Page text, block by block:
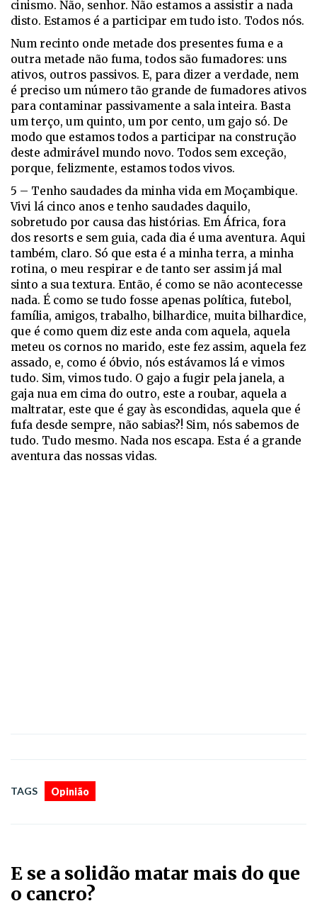
cinismo. Não, senhor. Não estamos a assistir a nada
disto. Estamos é a participar em tudo isto. Todos nós.
Num recinto onde metade dos presentes fuma e a
outra metade não fuma, todos são fumadores: uns
ativos, outros passivos. E, para dizer a verdade, nem
é preciso um número tão grande de fumadores ativos
para contaminar passivamente a sala inteira. Basta
um terço, um quinto, um por cento, um gajo só. De
modo que estamos todos a participar na construção
deste admirável mundo novo. Todos sem exceção,
porque, felizmente, estamos todos vivos.
5 – Tenho saudades da minha vida em Moçambique.
Vivi lá cinco anos e tenho saudades daquilo,
sobretudo por causa das histórias. Em África, fora
dos resorts e sem guia, cada dia é uma aventura. Aqui
também, claro. Só que esta é a minha terra, a minha
rotina, o meu respirar e de tanto ser assim já mal
sinto a sua textura. Então, é como se não acontecesse
nada. É como se tudo fosse apenas política, futebol,
família, amigos, trabalho, bilhardice, muita bilhardice,
que é como quem diz este anda com aquela, aquela
meteu os cornos no marido, este fez assim, aquela fez
assado, e, como é óbvio, nós estávamos lá e vimos
tudo. Sim, vimos tudo. O gajo a fugir pela janela, a
gaja nua em cima do outro, este a roubar, aquela a
maltratar, este que é gay às escondidas, aquela que é
fufa desde sempre, não sabias?! Sim, nós sabemos de
tudo. Tudo mesmo. Nada nos escapa. Esta é a grande
aventura das nossas vidas.
TAGS Opinião
E se a solidão matar mais do que
o cancro?